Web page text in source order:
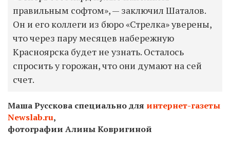
правильным софтом», — заключил Шаталов.
Он и его коллеги из бюро «Стрелка» уверены,
что через пару месяцев набережную
Красноярска будет не узнать. Осталось
спросить у горожан, что они думают на сей
счет.
Маша Русскова специально для интернет-газеты
Newslab.ru,
фотографии Алины Ковригиной